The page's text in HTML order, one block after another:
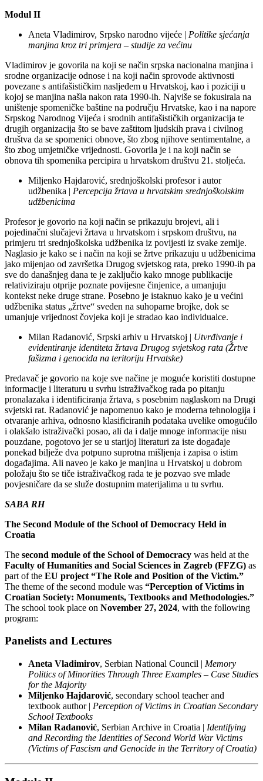
Modul II
Aneta Vladimirov, Srpsko narodno vijeće | Politike sjećanja
manjina kroz tri primjera – studije za većinu
Vladimirov je govorila na koji se način srpska nacionalna manjina i
srodne organizacije odnose i na koji način sprovode aktivnosti
povezane s antifašističkim nasljeđem u Hrvatskoj, kao i poziciji u
kojoj se manjina našla nakon rata 1990-ih. Najviše se fokusirala na
uništenje spomeničke baštine na području Hrvatske, kao i na napore
Srpskog Narodnog Vijeća i srodnih antifašističkih organizacija te
drugih organizacija što se bave zaštitom ljudskih prava i civilnog
društva da se spomenici obnove, što zbog njihove sentimentalne, a
što zbog umjetničke vrijednosti. Govorila je i na koji način se
obnova tih spomenika percipira u hrvatskom društvu 21. stoljeća.
Miljenko Hajdarović, srednjoškolski profesor i autor
udžbenika | Percepcija žrtava u hrvatskim srednjoškolskim
udžbenicima
Profesor je govorio na koji način se prikazuju brojevi, ali i
pojedinačni slučajevi žrtava u hrvatskom i srpskom društvu, na
primjeru tri srednjoškolska udžbenika iz povijesti iz svake zemlje.
Naglasio je kako se i način na koji se žrtve prikazuju u udžbenicima
jako mijenjao od završetka Drugog svjetskog rata, preko 1990-ih pa
sve do današnjeg dana te je zaključio kako mnoge publikacije
relativiziraju otprije poznate povijesne činjenice, a umanjuju
kontekst neke druge strane. Posebno je istaknuo kako je u većini
udžbenika status „žrtve“ sveden na suhoparne brojke, dok se
umanjuje vrijednost čovjeka koji je stradao kao individualce.
Milan Radanović, Srpski arhiv u Hrvatskoj | Utvrđivanje i
evidentiranje identiteta žrtava Drugog svjetskog rata (Žrtve
fašizma i genocida na teritoriju Hrvatske)
Predavač je govorio na koje sve načine je moguće koristiti dostupne
informacije i literaturu u svrhu istraživačkog rada po pitanju
pronalazaka i identificiranja žrtava, s posebnim naglaskom na Drugi
svjetski rat. Radanović je napomenuo kako je moderna tehnologija i
otvaranje arhiva, odnosno klasificiranih podataka uvelike omogućilo
i olakšalo istraživački posao, ali da i dalje mnoge informacije nisu
pouzdane, pogotovo jer se u starijoj literaturi za iste događaje
ponekad bilježe dva potpuno suprotna mišljenja i zapisa o istim
događajima. Ali naveo je kako je manjina u Hrvatskoj u dobrom
položaju što se tiče istraživačkog rada te je pozvao sve mlade
povjesničare da se služe dostupnim materijalima u tu svrhu.
SABA RH
The Second Module of the School of Democracy Held in
Croatia
The second module of the School of Democracy was held at the
Faculty of Humanities and Social Sciences in Zagreb (FFZG) as
part of the EU project “The Role and Position of the Victim.”
The theme of the second module was “Perception of Victims in
Croatian Society: Monuments, Textbooks and Methodologies.”
The school took place on November 27, 2024, with the following
program:
Panelists and Lectures
Aneta Vladimirov, Serbian National Council | Memory
Politics of Minorities Through Three Examples – Case Studies
for the Majority
Miljenko Hajdarović, secondary school teacher and
textbook author | Perception of Victims in Croatian Secondary
School Textbooks
Milan Radanović, Serbian Archive in Croatia | Identifying
and Recording the Identities of Second World War Victims
(Victims of Fascism and Genocide in the Territory of Croatia)